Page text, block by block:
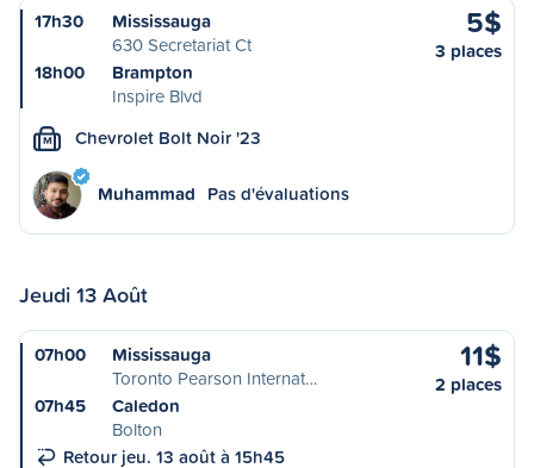
17h30
Mississauga
630 Secretariat Ct
18h00
Brampton
Inspire Blvd
5$
3 places
M Chevrolet Bolt Noir '23
Muhammad Pas d'évaluations
Jeudi 13 Août
07h00
Mississauga
Toronto Pearson Internat…
07h45
Caledon
Bolton
Retour jeu. 13 août à 15h45
11$
2 places